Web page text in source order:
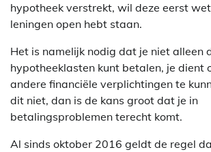
hypotheek verstrekt, wil deze eerst
leningen open hebt staan.
Het is namelijk nodig dat je niet alleen
hypotheeklasten kunt betalen, je dient
andere financiële verplichtingen te
dit niet, dan is de kans groot dat je in
betalingsproblemen terecht komt.
Al sinds oktober 2016 geldt de regel